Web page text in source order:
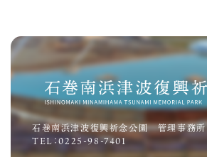
石巻南浜津波復興祈念公園 管理事務所
TEL：0225-98-7401